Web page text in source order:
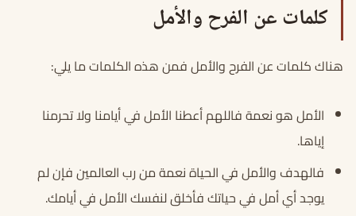
كلمات عن الفرح والأمل
هناك كلمات عن الفرح والأمل فمن هذه الكلمات ما يلي:
الأمل هو نعمة فاللهم أعطنا الأمل في أيامنا ولا تحرمنا
إياها.
فالهدف والأمل في الحياة نعمة من رب العالمين فإن لم
يوجد أي أمل في حياتك فأخلق لنفسك الأمل في أيامك.